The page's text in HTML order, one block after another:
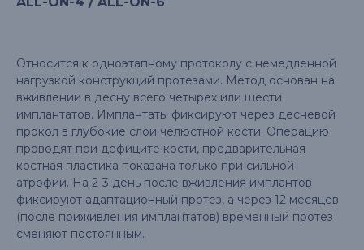
Относится к одноэтапному протоколу с немедленной
нагрузкой конструкций протезами. Метод основан на
вживлении в десну всего четырех или шести
имплантатов. Имплантаты фиксируют через десневой
прокол в глубокие слои челюстной кости. Операцию
проводят при дефиците кости, предварительная
костная пластика показана только при сильной
атрофии. На 2-3 день после вживления имплантов
фиксируют адаптационный протез, а через 12 месяцев
(после приживления имплантатов) временный протез
сменяют постоянным.